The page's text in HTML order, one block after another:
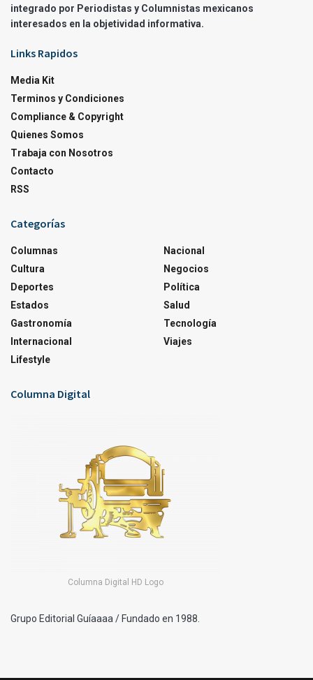
integrado por Periodistas y Columnistas mexicanos
interesados en la objetividad informativa.
Links Rapidos
Media Kit
Terminos y Condiciones
Compliance & Copyright
Quienes Somos
Trabaja con Nosotros
Contacto
RSS
Categorías
Columnas
Cultura
Deportes
Estados
Gastronomía
Internacional
Lifestyle
Nacional
Negocios
Política
Salud
Tecnología
Viajes
Columna Digital
Columna Digital HD Logo
Grupo Editorial Guíaaaa / Fundado en 1988.